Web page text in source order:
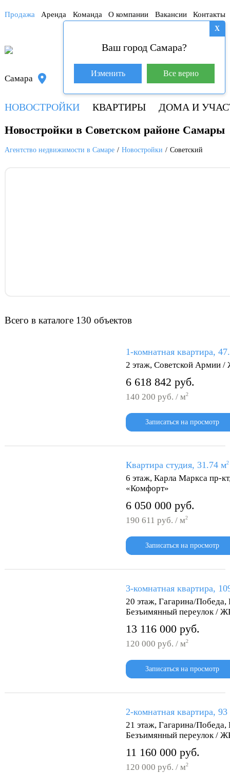
Продажа Аренда Команда О компании Вакансии Контакты
База покупателей (603)
Самара +7 917 145-78-45
НОВОСТРОЙКИ КВАРТИРЫ ДОМА И
X
Ваш город Самара?
Изменить Все верно
Новостройки в Советском районе Самары
Агентство недвижимости в Самаре Новостройки Советский
Всего в каталоге 130 объектов
1-комнатная квартира,
2 этаж, Советской Армии
6 618 842 руб.
140 200 руб. / м2
Записаться на просмотр
Квартира студия, 31.74 м2
6 этаж, Карла Маркса пр-
«Комфорт»
6 050 000 руб.
190 611 руб. / м2
Записаться на просмотр
3-комнатная квартира,
20 этаж, Гагарина/
Безъимянный переулок /
13 116 000 руб.
120 000 руб. / м2
Записаться на просмотр
2-комнатная квартира,
21 этаж, Гагарина/
Безъимянный переулок /
11 160 000 руб.
120 000 руб. / м2